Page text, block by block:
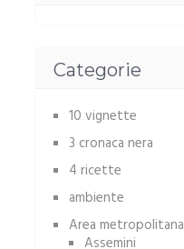
Categorie
10 vignette
3 cronaca nera
4 ricette
ambiente
Area metropolitana
Assemini